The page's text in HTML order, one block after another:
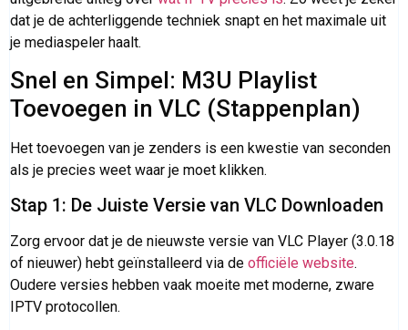
dat je de achterliggende techniek snapt en het maximale uit
je mediaspeler haalt.
Snel en Simpel: M3U Playlist
Toevoegen in VLC (Stappenplan)
Het toevoegen van je zenders is een kwestie van seconden
als je precies weet waar je moet klikken.
Stap 1: De Juiste Versie van VLC Downloaden
Zorg ervoor dat je de nieuwste versie van VLC Player (3.0.18
of nieuwer) hebt geïnstalleerd via de officiële website.
Oudere versies hebben vaak moeite met moderne, zware
IPTV protocollen.